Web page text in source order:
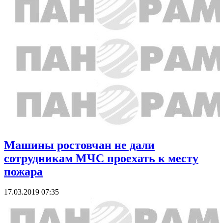
Машины ростовчан не дали
сотрудникам МЧС проехать к месту
пожара
17.03.2019 07:35